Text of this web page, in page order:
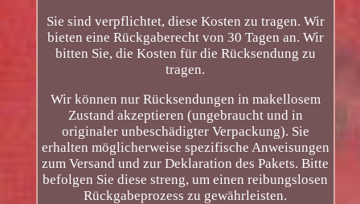
Sie sind verpflichtet, diese Kosten zu tragen. Wir
bieten eine Rückgaberecht von 30 Tagen an. Wir
bitten Sie, die Kosten für die Rücksendung zu
tragen.
Wir können nur Rücksendungen in makellosem
Zustand akzeptieren (ungebraucht und in
originaler unbeschädigter Verpackung). Sie
erhalten möglicherweise spezifische Anweisungen
zum Versand und zur Deklaration des Pakets. Bitte
befolgen Sie diese streng, um einen reibungslosen
Rückgabeprozess zu gewährleisten.